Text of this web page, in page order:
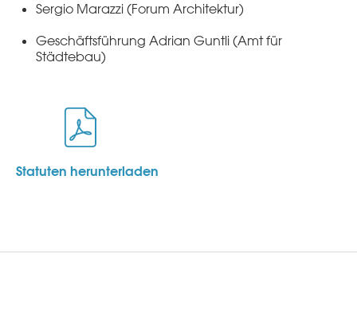
Sergio Marazzi (Forum Architektur)
Geschäftsführung Adrian Guntli (Amt für
Städtebau)
Statuten herunterladen